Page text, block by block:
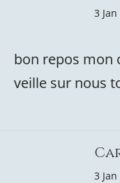
3
bon repos mon
veille sur nous
3